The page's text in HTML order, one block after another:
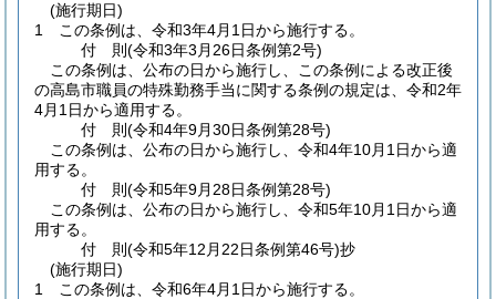
(施行期日)
1
この条例は、令和3年4月1日から施行する。
付 則(令和3年3月26日条例第2号)
この条例は、公布の日から施行し、この条例による改正後
の高島市職員の特殊勤務手当に関する条例の規定は、令和2年
4月1日から適用する。
付 則(令和4年9月30日条例第28号)
この条例は、公布の日から施行し、令和4年10月1日から適
用する。
付 則(令和5年9月28日条例第28号)
この条例は、公布の日から施行し、令和5年10月1日から適
用する。
付 則(令和5年12月22日条例第46号)抄
(施行期日)
1
この条例は、令和6年4月1日から施行する。